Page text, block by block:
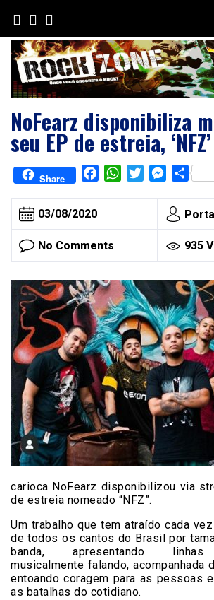
content
NoFearz disponibiliza
seu EP de estreia, ‘NFZ’
Share FacebookWhatsAppTwitter Share
03/08/2020
No Comments 935
carioca NoFearz disponibilizou via
de estreia nomeado “NFZ”.
Um trabalho que tem atraído cada
de todos os cantos do Brasil por
banda, apresentando linhas
musicalmente falando, acompanhada
entoando coragem para as pessoas
as batalhas do cotidiano.